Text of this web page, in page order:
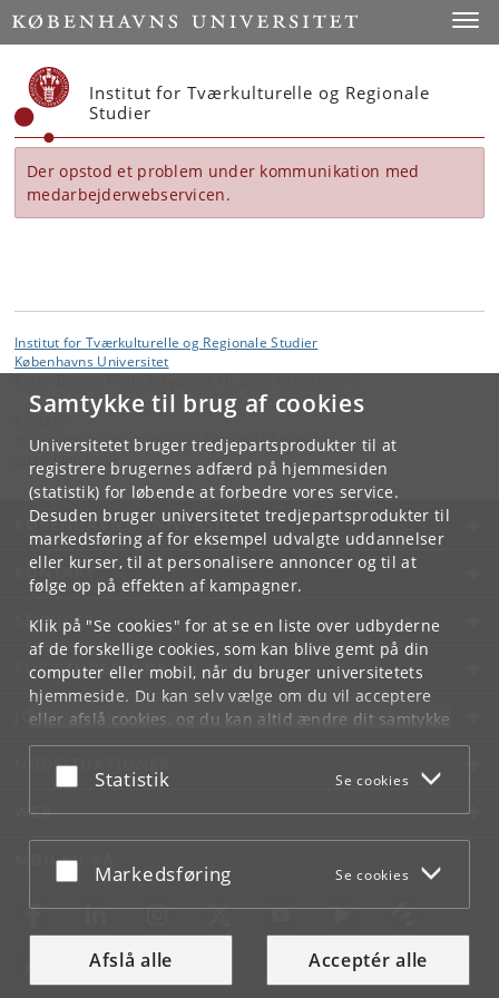
Samtykke til brug af cookies
Universitetet bruger tredjepartsprodukter til at
registrere brugernes adfærd på hjemmesiden
(statistik) for løbende at forbedre vores service.
Desuden bruger universitetet tredjepartsprodukter til
markedsføring af for eksempel udvalgte uddannelser
eller kurser, til at personalisere annoncer og til at
følge op på effekten af kampagner.
Klik på "Se cookies" for at se en liste over udbyderne
af de forskellige cookies, som kan blive gemt på din
computer eller mobil, når du bruger universitetets
hjemmeside. Du kan selv vælge om du vil acceptere
eller afslå cookies, og du kan altid ændre dit samtykke
underCookie- og privatlivspolitiksom du finder i
bunden af hver side.
Acceptér eller afslå
Statistik Se cookies
Acceptér eller afslå
Markedsføring Se cookies
Afslå alle Acceptér alle
Start
Institut for Tværkulturelle og Regionale
Studier
Der opstod et problem under kommunikation med
medarbejderwebservicen.
Institut for Tværkulturelle og Regionale Studier
Københavns Universitet
Institut for Tværkulturelle og Regionale Studier
KØBENHAVNS UNIVERSITET
KONTAKT
SERVICES
FOR STUDERENDE OG ANSATTE
JOB OG KARRIERE
NØDSITUATIONER
WEB
MØD KU PÅ